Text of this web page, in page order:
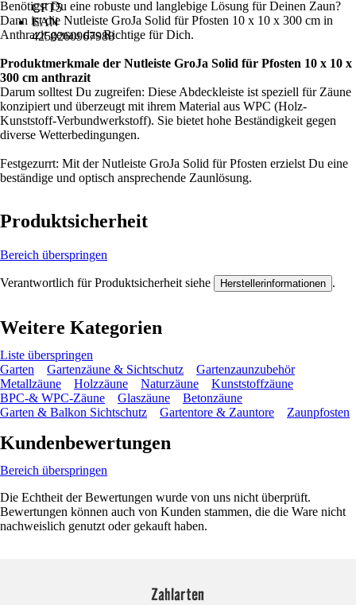
CFT5
EAN
4250260967988
Benötigst Du eine robuste und langlebige Lösung für Deinen Zaun?
Dann ist die Nutleiste GroJa Solid für Pfosten 10 x 10 x 300 cm in
Anthrazit genau das Richtige für Dich.
Produktmerkmale der Nutleiste GroJa Solid für Pfosten 10 x 10 x
300 cm anthrazit
Darum solltest Du zugreifen: Diese Abdeckleiste ist speziell für Zäune
konzipiert und überzeugt mit ihrem Material aus WPC (Holz-
Kunststoff-Verbundwerkstoff). Sie bietet hohe Beständigkeit gegen
diverse Wetterbedingungen.
Festgezurrt: Mit der Nutleiste GroJa Solid für Pfosten erzielst Du eine
beständige und optisch ansprechende Zaunlösung.
Produktsicherheit
Bereich überspringen
Verantwortlich für Produktsicherheit siehe Herstellerinformationen .
Weitere Kategorien
Liste überspringen
Garten
Gartenzäune & Sichtschutz
Gartenzaunzubehör
Metallzäune
Holzzäune Naturzäune
Kunststoffzäune
BPC-& WPC-Zäune
Glaszäune
Betonzäune
Garten & Balkon Sichtschutz
Gartentore & Zauntore Zaunpfosten
Kundenbewertungen
Bereich überspringen
Die Echtheit der Bewertungen wurde von uns nicht überprüft.
Bewertungen können auch von Kunden stammen, die die Ware nicht
nachweislich genutzt oder gekauft haben.
Zahlarten